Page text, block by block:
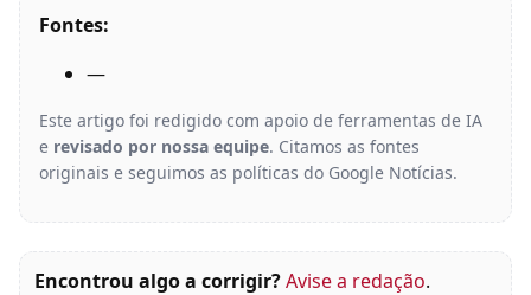
Fontes:
—
Este artigo foi redigido com apoio de ferramentas de IA
e revisado por nossa equipe. Citamos as fontes
originais e seguimos as políticas do Google Notícias.
Encontrou algo a corrigir?Avise a redação.